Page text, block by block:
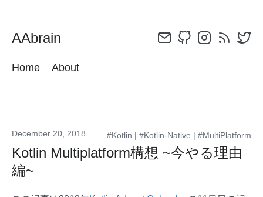
AAbrain
Home About
#Kotlin | #Kotlin-Native | #MultiPlatform
December 20, 2018
Kotlin Multiplatform構想 ~今やる理由
編~